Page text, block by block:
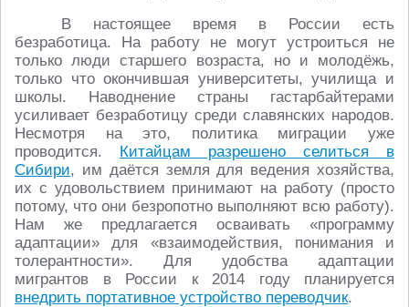
В настоящее время в России есть
безработица. На работу не могут устроиться не
только люди старшего возраста, но и молодёжь,
только что окончившая университеты, училища и
школы. Наводнение страны гастарбайтерами
усиливает безработицу среди славянских народов.
Несмотря на это, политика миграции уже
проводится. Китайцам разрешено селиться в
Сибири, им даётся земля для ведения хозяйства,
их с удовольствием принимают на работу (просто
потому, что они безропотно выполняют всю работу).
Нам же предлагается осваивать «программу
адаптации» для «взаимодействия, понимания и
толерантности». Для удобства адаптации
мигрантов в России к 2014 году планируется
внедрить портативное устройство переводчик.